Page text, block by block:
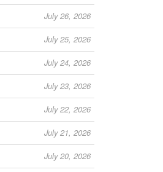
July 26, 2026
July 25, 2026
July 24, 2026
July 23, 2026
July 22, 2026
July 21, 2026
July 20, 2026